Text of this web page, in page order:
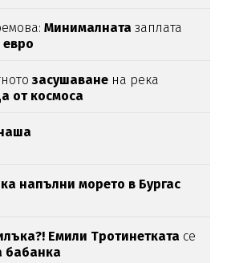
Минималната заплата
евро
засушаване на река
от космоса
напълни морето в Бургас
Емили Тротинетката се
бабанка